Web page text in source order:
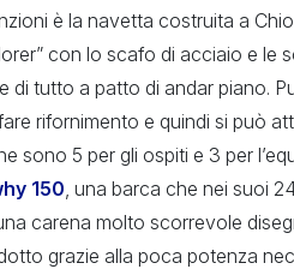
è la navetta costruita a
con lo scafo di acciaio e le
di tutto a patto di andar piano.
rifornimento e quindi si può
sono 5 per gli ospiti e 3 per
150 , una barca che nei suoi
carena molto scorrevole
grazie alla poca potenza